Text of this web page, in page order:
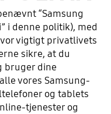
“Samsung
i denne politik), med
vigtigt privatlivets
sikre, at du
bruger dine
vores Samsung-
og tablets
tjenester og